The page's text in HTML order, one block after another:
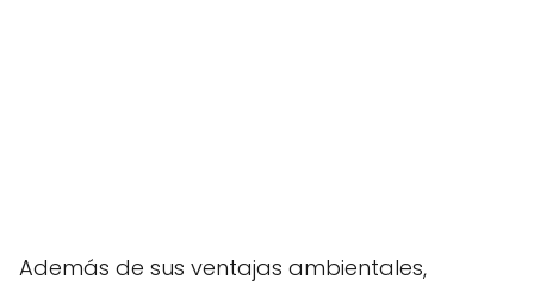
Además de sus ventajas ambientales,